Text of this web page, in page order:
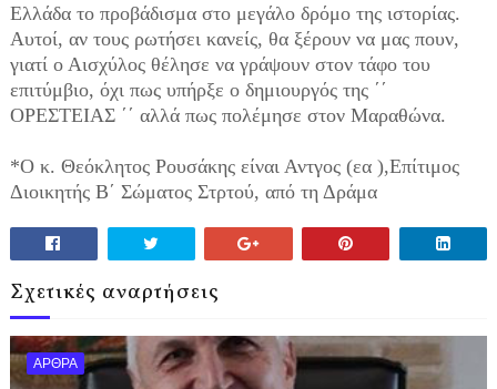
Ελλάδα το προβάδισμα στο μεγάλο δρόμο της ιστορίας.
Αυτοί, αν τους ρωτήσει κανείς, θα ξέρουν να μας πουν,
γιατί ο Αισχύλος θέλησε να γράψουν στον τάφο του
επιτύμβιο, όχι πως υπήρξε ο δημιουργός της ΄΄
ΟΡΕΣΤΕΙΑΣ ΄΄ αλλά πως πολέμησε στον Μαραθώνα.
*Ο κ. Θεόκλητος Ρουσάκης είναι Αντγος (εα ),Επίτιμος
Διοικητής Β΄ Σώματος Στρτού, από τη Δράμα
Σχετικές αναρτήσεις
ΑΡΘΡΑ